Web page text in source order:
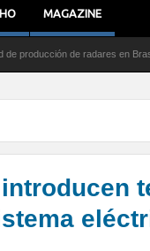
MAGAZINE
en Brasil